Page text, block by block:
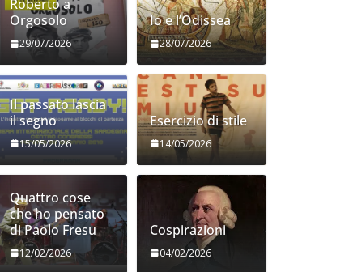
Roberto a
Orgosolo
29/07/2026
Io e l’Odissea
28/07/2026
Il passato lascia
il segno
15/05/2026
Esercizio di stile
14/05/2026
Quattro cose
che ho pensato
di Paolo Fresu
12/02/2026
Cospirazioni
04/02/2026